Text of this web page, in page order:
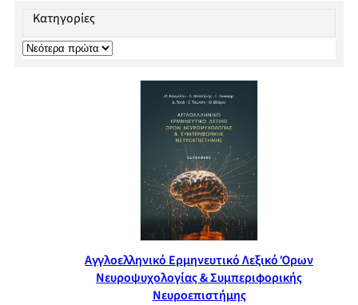
Κατηγορίες
Αγγλοελληνικό Ερμηνευτικό Λεξικό Όρων
Νευροψυχολογίας & Συμπεριφορικής
Νευροεπιστήμης